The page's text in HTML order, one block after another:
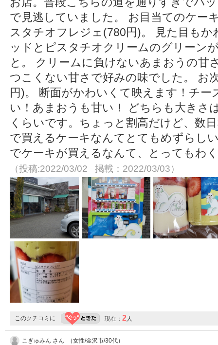
で見逃していました。 お目当てのケー
スタチオフレジェ(780円)。 見た目も
ッドとピスタチオクリームのグリーン
と。 クリームに負けないあまおうの甘
つこくない甘さで好みの味でした。 お
円)。 断面がかわいくて映えます！チ
い！あまおうも甘い！ どちらも大きさ
くらいです。ちょっと割高だけど、数
で買えるケーキなんてとてもめずらし
でケーキが買えるなんて、とってもわ
（投稿:2022/03/02 掲載：2022/03/03）
このクチコミに 現在： 2人
こぎゅみん さん （女性/金沢市/30代）